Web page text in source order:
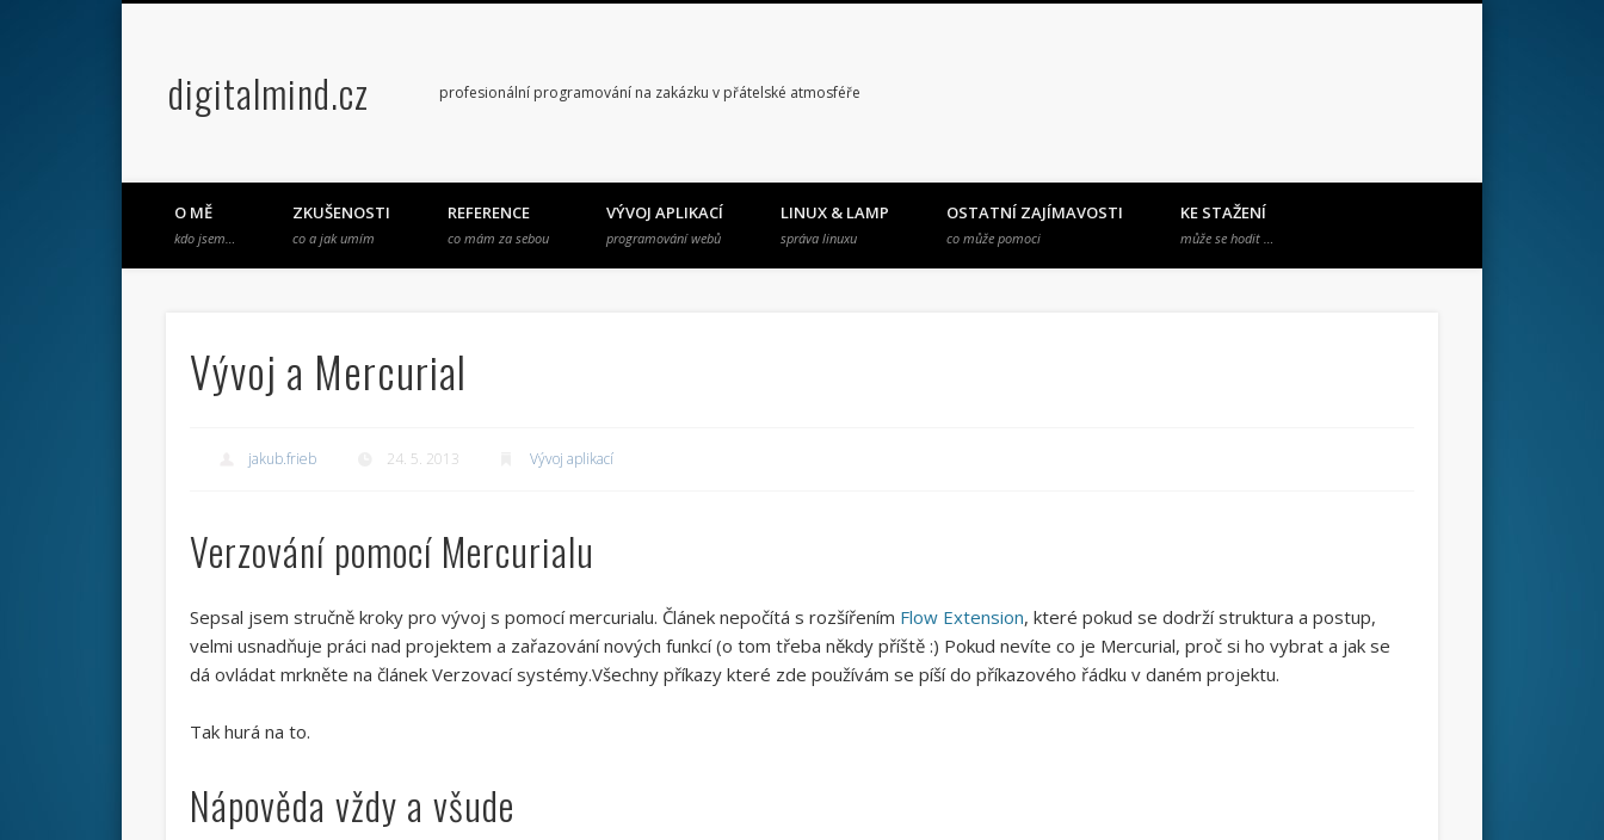
digitalmind.cz profesionální programování na zakázku v přátelské atmosféře
O MĚ
kdo jsem…
ZKUŠENOSTI
co a jak umím
REFERENCE
co mám za sebou
VÝVOJ APLIKACÍ
programování webů
LINUX & LAMP
správa linuxu
OSTATNÍ ZAJÍMAVOSTI
co může pomoci
KE STAŽENÍ
může se hodit …
Vývoj a Mercurial
jakub.frieb 24. 5. 2013 Vývoj aplikací
Verzování pomocí Mercurialu
Sepsal jsem stručně kroky pro vývoj s pomocí mercurialu. Článek nepočítá s rozšířením Flow Extension, které pokud se dodrží struktura a postup,
velmi usnadňuje práci nad projektem a zařazování nových funkcí (o tom třeba někdy příště :) Pokud nevíte co je Mercurial, proč si ho vybrat a jak se
dá ovládat mrkněte na článek Verzovací systémy.Všechny příkazy které zde používám se píší do příkazového řádku v daném projektu.
Tak hurá na to.
Nápověda vždy a všude